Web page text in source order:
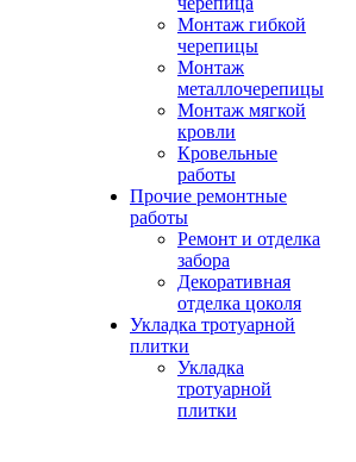
Монтаж гибкой
черепицы
Монтаж
металлочерепицы
Монтаж мягкой
кровли
Кровельные
работы
Прочие ремонтные
работы
Ремонт и отделка
забора
Декоративная
отделка цоколя
Укладка тротуарной
плитки
Укладка
тротуарной
плитки